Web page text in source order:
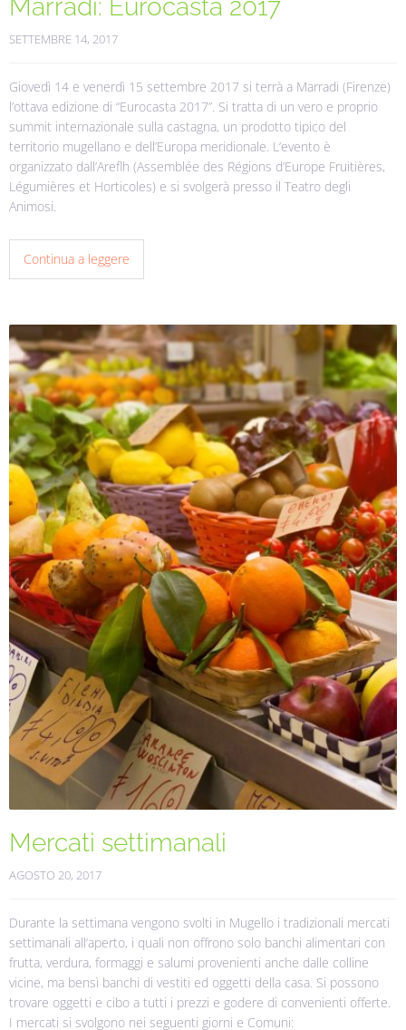
Marradi: Eurocasta 2017
SETTEMBRE 14, 2017
Giovedì 14 e venerdì 15 settembre 2017 si terrà a Marradi (Firenze)
l’ottava edizione di “Eurocasta 2017”. Si tratta di un vero e proprio
summit internazionale sulla castagna, un prodotto tipico del
territorio mugellano e dell’Europa meridionale. L’evento è
organizzato dall’Areflh (Assemblée des Régions d’Europe Fruitières,
Légumières et Horticoles) e si svolgerà presso il Teatro degli
Animosi.
Continua a leggere
Mercati settimanali
AGOSTO 20, 2017
Durante la settimana vengono svolti in Mugello i tradizionali mercati
settimanali all’aperto, i quali non offrono solo banchi alimentari con
frutta, verdura, formaggi e salumi provenienti anche dalle colline
vicine, ma bensì banchi di vestiti ed oggetti della casa. Si possono
trovare oggetti e cibo a tutti i prezzi e godere di convenienti offerte.
I mercati si svolgono nei seguenti giorni e Comuni: